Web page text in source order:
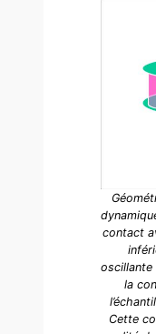
contact
oscillante
la
Cette